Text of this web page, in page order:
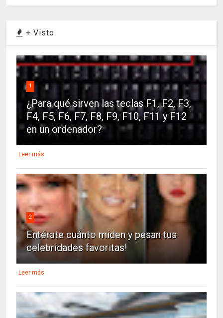
+ Visto
1
¿Para qué sirven las teclas F1, F2, F3,
F4, F5, F6, F7, F8, F9, F10, F11 y F12
en un ordenador?
Leer más
2
Entérate cuánto miden y pesan tus
celebridades favoritas!
Leer más